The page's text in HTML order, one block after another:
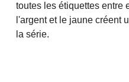
toutes les étiquettes entre
l'argent et le jaune créent
la série.